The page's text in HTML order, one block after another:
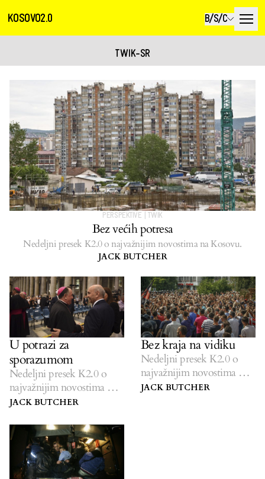
KOSOVO2.0 B/S/C
TWIK-SR
PERSPEKTIVE |TWIK
Bez većih potresa
Nedeljni presek K2.0 o najvažnijim novostima na Kosovu.
JACK BUTCHER
U potrazi za
sporazumom
Nedeljni presek K2.0 o
najvažnijim novostima na
Kosovu.
JACK BUTCHER
Bez kraja na vidiku
Nedeljni presek K2.0 o
najvažnijim novostima na
Kosovu.
JACK BUTCHER